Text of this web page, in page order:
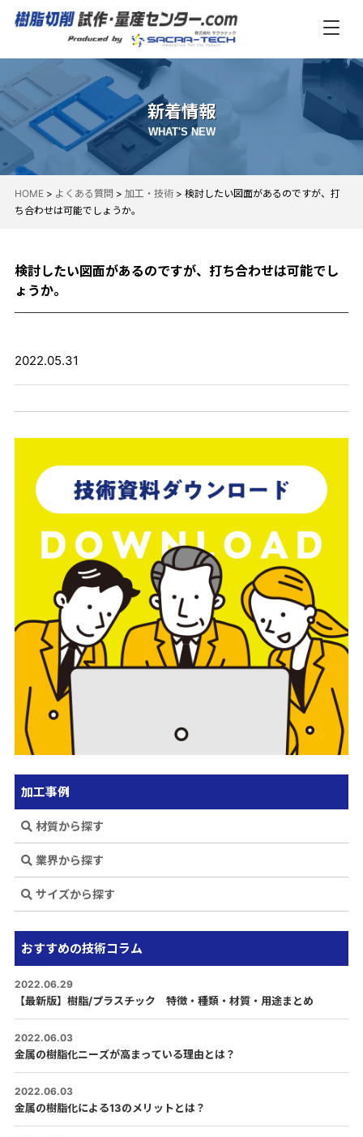
新着情報
WHAT'S NEW
HOME> よくある質問 > 加工・技術> 検討したい図面があるのですが、打
ち合わせは可能でしょうか。
検討したい図面があるのですが、打ち合わせは可能でし
ょうか。
2022.05.31
加工事例
材質から探す
業界から探す
サイズから探す
おすすめの技術コラム
2022.06.29
【最新版】樹脂/プラスチック 特徴・種類・材質・用途まとめ
2022.06.03
金属の樹脂化ニーズが高まっている理由とは？
2022.06.03
金属の樹脂化による13のメリットとは？